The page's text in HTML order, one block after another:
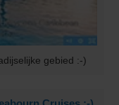
gebied :-)